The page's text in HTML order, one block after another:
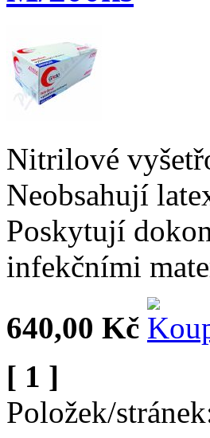
Nitrilové
Neobsahují
Poskytují
infekčními
640,00 Kč
[ 1 ]
Položek/